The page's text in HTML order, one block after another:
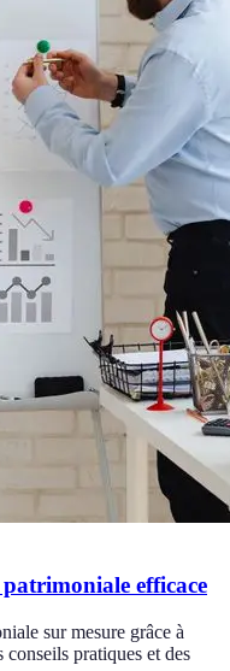
efficace
sur mesure grâce à
pratiques et des